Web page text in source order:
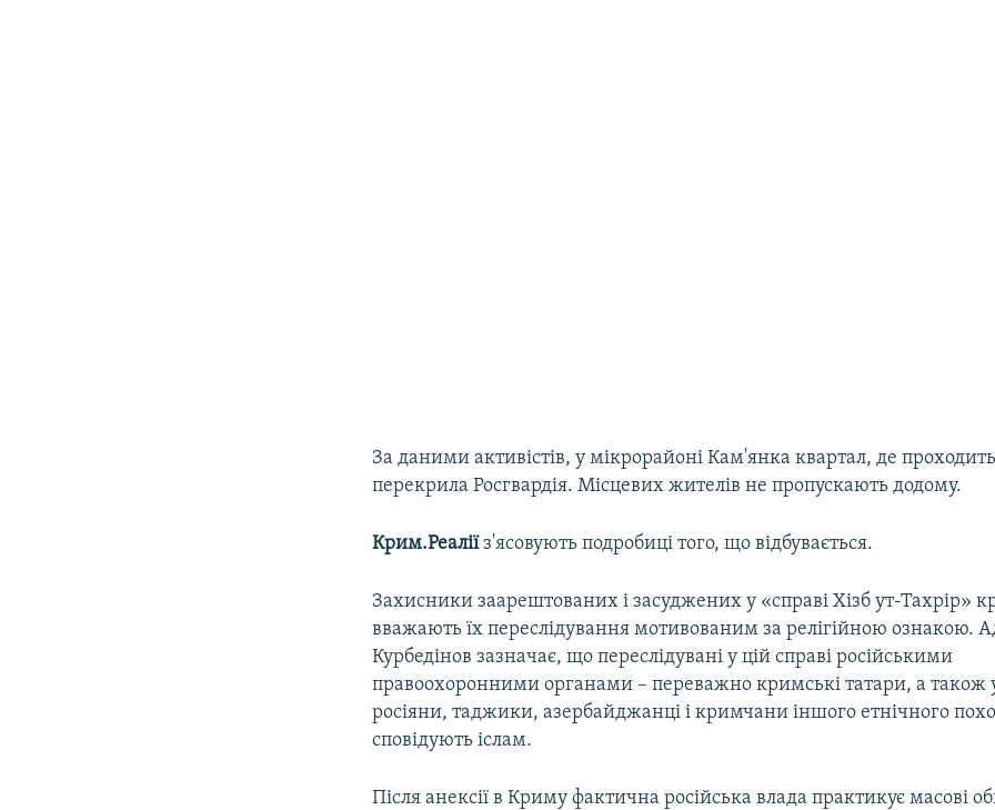
За даними активістів, у мікрорайоні Кам'янка квартал, де
перекрила Росгвардія. Місцевих жителів не пропускають додому.
Крим.Реаліїз'ясовують подробиці того, що відбувається.
Захисники заарештованих і засуджених у «справі Хізб ут-Тахрір»
вважають їх переслідування мотивованим за релігійною ознакою.
Курбедінов зазначає, що переслідувані у цій справі російськими
правоохоронними органами – переважно кримські татари, а також
росіяни, таджики, азербайджанці і кримчани іншого етнічного
сповідують іслам.
Після анексії в Криму фактична російська влада практикує масові